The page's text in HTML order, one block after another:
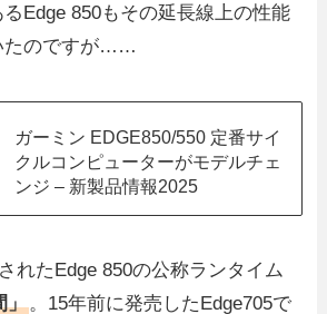
Edge 850もその延長線上の性能
たのですが……
ガーミン EDGE850/550 定番サイ
クルコンピューターがモデルチェ
ンジ – 新製品情報2025
れたEdge 850の公称ランタイム
」。15年前に発売したEdge705で